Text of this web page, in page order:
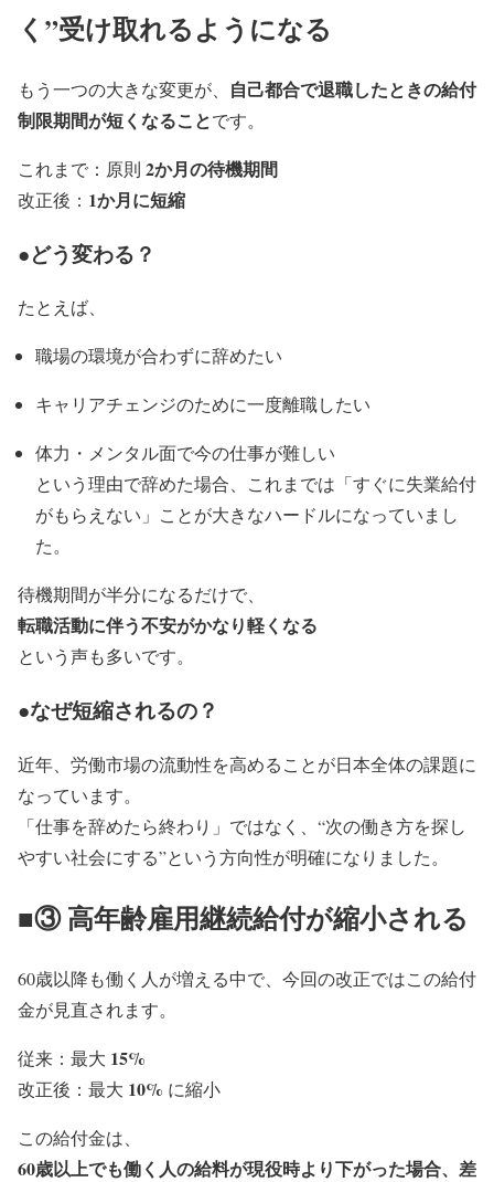
く”受け取れるようになる
もう一つの大きな変更が、 自己都合で退職したときの給付
制限期間が短くなることです。
これまで：原則 2か月の待機期間
改正後： 1か月に短縮
●どう変わる？
たとえば、
職場の環境が合わずに辞めたい
キャリアチェンジのために一度離職したい
体力・メンタル面で今の仕事が難しい
という理由で辞めた場合、これまでは「すぐに失業給付
がもらえない」ことが大きなハードルになっていまし
た。
待機期間が半分になるだけで、
転職活動に伴う不安がかなり軽くなる
という声も多いです。
●なぜ短縮されるの？
近年、労働市場の流動性を高めることが日本全体の課題に
なっています。
「仕事を辞めたら終わり」ではなく、“次の働き方を探し
やすい社会にする”という方向性が明確になりました。
■③ 高年齢雇用継続給付が縮小される
60歳以降も働く人が増える中で、今回の改正ではこの給付
金が見直されます。
従来：最大 15%
改正後：最大 10% に縮小
この給付金は、
60歳以上でも働く人の給料が現役時より下がった場合、差